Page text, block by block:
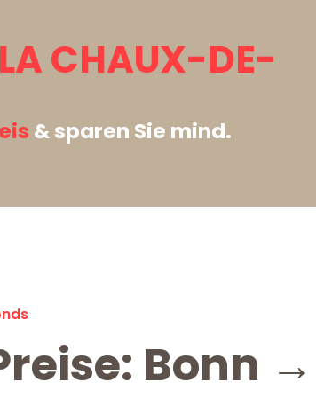
CHAUX-DE-
& sparen Sie mind.
Bonn